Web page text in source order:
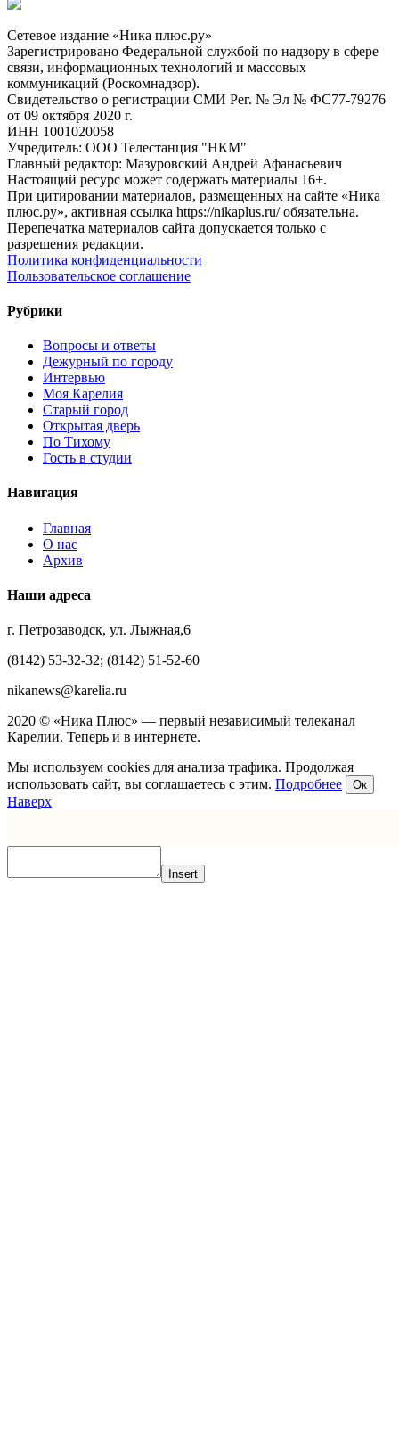
Сетевое издание «Ника плюс.ру»
Зарегистрировано Федеральной службой по надзору в сфере
связи, информационных технологий и массовых
коммуникаций (Роскомнадзор).
Свидетельство о регистрации СМИ Рег. № Эл № ФС77-79276
от 09 октября 2020 г.
ИНН 1001020058
Учредитель: ООО Телестанция "НКМ"
Главный редактор: Мазуровский Андрей Афанасьевич
Настоящий ресурс может содержать материалы 16+.
При цитировании материалов, размещенных на сайте «Ника
плюс.ру», активная ссылка https://nikaplus.ru/ обязательна.
Перепечатка материалов сайта допускается только с
разрешения редакции.
Политика конфиденциальности
Пользовательское соглашение
Рубрики
Вопросы и ответы
Дежурный по городу
Интервью
Моя Карелия
Старый город
Открытая дверь
По Тихому
Гость в студии
Навигация
Главная
О нас
Архив
Наши адреса
г. Петрозаводск, ул. Лыжная,6
(8142) 53-32-32; (8142) 51-52-60
nikanews@karelia.ru
2020 © «Ника Плюс» — первый независимый телеканал
Карелии. Теперь и в интернете.
Мы используем cookies для анализа трафика. Продолжая
использовать сайт, вы соглашаетесь с этим. Подробнее Ок
Наверх
Insert